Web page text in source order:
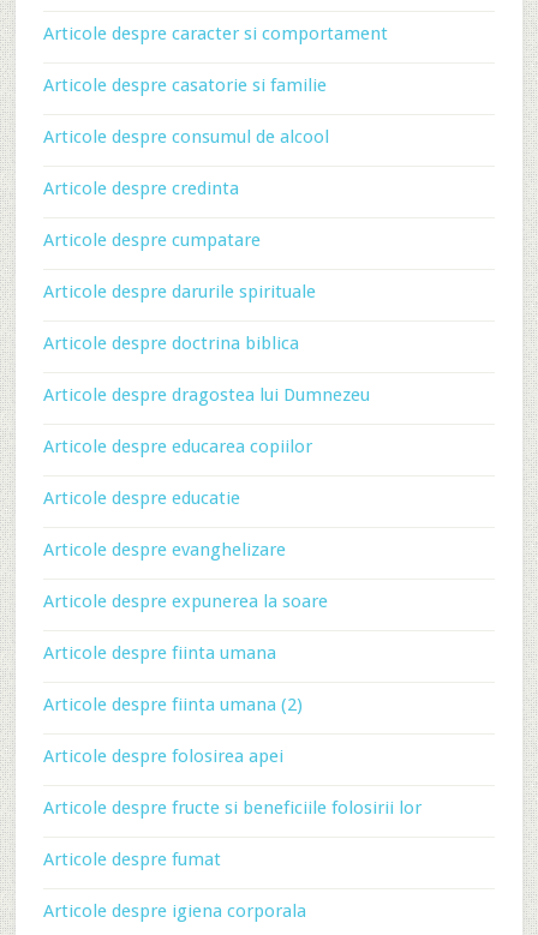
Articole despre caracter si comportament
Articole despre casatorie si familie
Articole despre consumul de alcool
Articole despre credinta
Articole despre cumpatare
Articole despre darurile spirituale
Articole despre doctrina biblica
Articole despre dragostea lui Dumnezeu
Articole despre educarea copiilor
Articole despre educatie
Articole despre evanghelizare
Articole despre expunerea la soare
Articole despre fiinta umana
Articole despre fiinta umana (2)
Articole despre folosirea apei
Articole despre fructe si beneficiile folosirii lor
Articole despre fumat
Articole despre igiena corporala